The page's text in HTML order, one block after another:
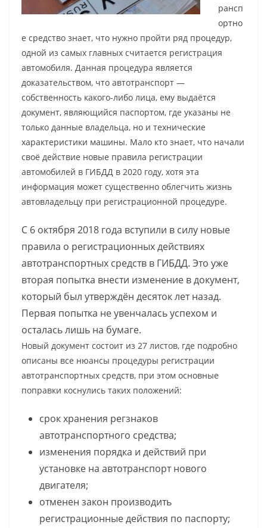
рансп
ортно
е средство знает, что нужно пройти ряд процедур,
одной из самых главных считается регистрация
автомобиля. Данная процедура является
доказательством, что автотранспорт —
собственность какого-либо лица, ему выдаётся
документ, являющийся паспортом, где указаны не
только данные владельца, но и технические
характеристики машины. Мало кто знает, что начали
своё действие новые правила регистрации
автомобилей в ГИБДД в 2020 году, хотя эта
информация может существенно облегчить жизнь
автовладельцу при регистрационной процедуре.
С 6 октября 2018 года вступили в силу новые
правила о регистрационных действиях
автотранспортных средств в ГИБДД. Это уже
вторая попытка внести изменение в документ,
который был утверждён десяток лет назад.
Первая попытка не увенчалась успехом и
осталась лишь на бумаге.
Новый документ состоит из 27 листов, где подробно
описаны все нюансы процедуры регистрации
автотранспортных средств, при этом основные
поправки коснулись таких положений:
срок хранения регзнаков
автотранспортного средства;
изменения порядка и действий при
установке на автотранспорт нового
двигателя;
отменен закон производить
регистрационные действия по паспорту;